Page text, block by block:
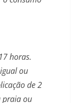
horas.
ou
de 2
praia ou